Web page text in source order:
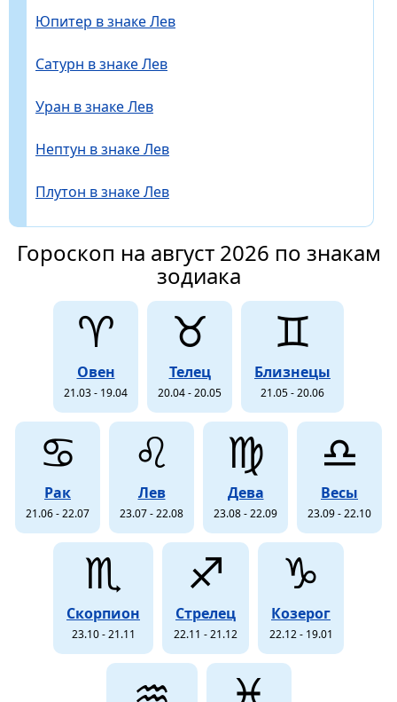
Юпитер в знаке Лев
Сатурн в знаке Лев
Уран в знаке Лев
Нептун в знаке Лев
Плутон в знаке Лев
Гороскоп на август 2026 по знакам
зодиака
♈
Овен
21.03 - 19.04
♉
Телец
20.04 - 20.05
♊
Близнецы
21.05 - 20.06
♋
Рак
21.06 - 22.07
♌
Лев
23.07 - 22.08
♍
Дева
23.08 - 22.09
♎
Весы
23.09 - 22.10
♏
Скорпион
23.10 - 21.11
♐
Стрелец
22.11 - 21.12
♑
Козерог
22.12 - 19.01